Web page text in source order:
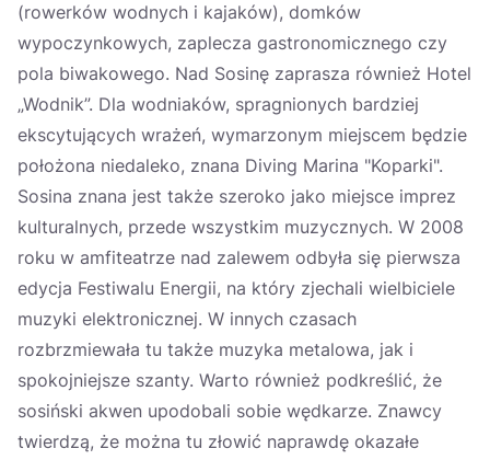
(rowerków wodnych i kajaków), domków
wypoczynkowych, zaplecza gastronomicznego czy
pola biwakowego. Nad Sosinę zaprasza również Hotel
„Wodnik”. Dla wodniaków, spragnionych bardziej
ekscytujących wrażeń, wymarzonym miejscem będzie
położona niedaleko, znana Diving Marina "Koparki".
Sosina znana jest także szeroko jako miejsce imprez
kulturalnych, przede wszystkim muzycznych. W 2008
roku w amfiteatrze nad zalewem odbyła się pierwsza
edycja Festiwalu Energii, na który zjechali wielbiciele
muzyki elektronicznej. W innych czasach
rozbrzmiewała tu także muzyka metalowa, jak i
spokojniejsze szanty. Warto również podkreślić, że
sosiński akwen upodobali sobie wędkarze. Znawcy
twierdzą, że można tu złowić naprawdę okazałe